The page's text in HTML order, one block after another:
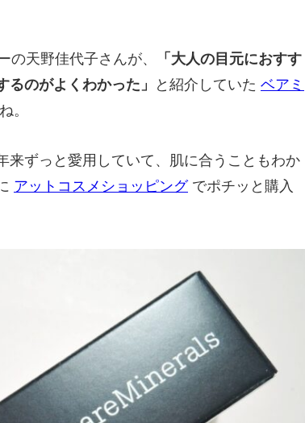
の天野佳代子さんが、
「大人の目元におすす
のがよくわかった」
と紹介していた ベアミ
。
来ずっと愛用していて、肌に合うこともわか
アットコスメショッピングでポチッと購入